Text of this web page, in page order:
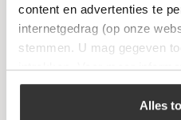
content en advertenties te
internetgedrag (op onze
stemmen. U mag gegeven
intrekken. Voor meer
uw keuze op onze website
Alles
€1.999,00